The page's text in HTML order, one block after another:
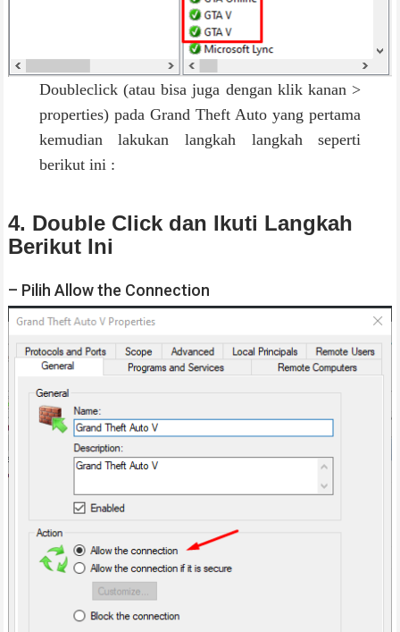
Doubleclick (atau bisa juga dengan klik kanan >
properties) pada Grand Theft Auto yang pertama
kemudian lakukan langkah langkah seperti
berikut ini :
4. Double Click dan Ikuti Langkah
Berikut Ini
– Pilih Allow the Connection